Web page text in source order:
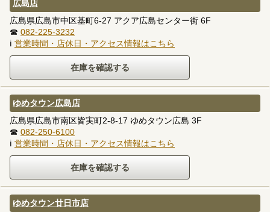
広島店
広島県広島市中区基町6-27 アクア広島センター街 6F
☎ 082-225-3232
ℹ 営業時間・店休日・アクセス情報はこちら
ゆめタウン広島店
広島県広島市南区皆実町2-8-17 ゆめタウン広島 3F
☎ 082-250-6100
ℹ 営業時間・店休日・アクセス情報はこちら
ゆめタウン廿日市店